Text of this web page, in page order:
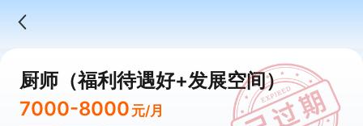
厨师（福利待遇好+发展空间）
7000-8000 元/月